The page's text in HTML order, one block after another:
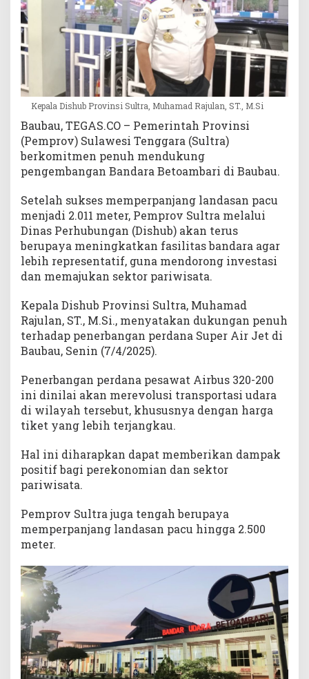
o
a
m
b
r
i
,
T
a
r
g
e
k
a
n
R
u
n
a
y
2
5
0
M
e
t
r
Kepala Dishub Provinsi Sultra, Muhamad Rajulan, ST., M.Si
Baubau, TEGAS.CO – Pemerintah Provinsi
(Pemprov) Sulawesi Tenggara (Sultra)
berkomitmen penuh mendukung
pengembangan Bandara Betoambari di Baubau.
Setelah sukses memperpanjang landasan pacu
menjadi 2.011 meter, Pemprov Sultra melalui
Dinas Perhubungan (Dishub) akan terus
berupaya meningkatkan fasilitas bandara agar
lebih representatif, guna mendorong investasi
dan memajukan sektor pariwisata.
Kepala Dishub Provinsi Sultra, Muhamad
Rajulan, ST., M.Si., menyatakan dukungan penuh
terhadap penerbangan perdana Super Air Jet di
Baubau, Senin (7/4/2025).
Penerbangan perdana pesawat Airbus 320-200
ini dinilai akan merevolusi transportasi udara
di wilayah tersebut, khususnya dengan harga
tiket yang lebih terjangkau.
Hal ini diharapkan dapat memberikan dampak
positif bagi perekonomian dan sektor
pariwisata.
Pemprov Sultra juga tengah berupaya
memperpanjang landasan pacu hingga 2.500
meter.